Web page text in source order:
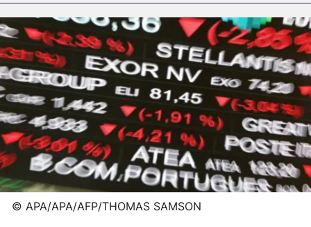
© APA/APA/AFP/THOMAS SAMSON